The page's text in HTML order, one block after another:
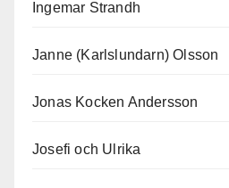
Ingemar Strandh
Janne (Karlslundarn) Olsson
Jonas Kocken Andersson
Josefi och Ulrika